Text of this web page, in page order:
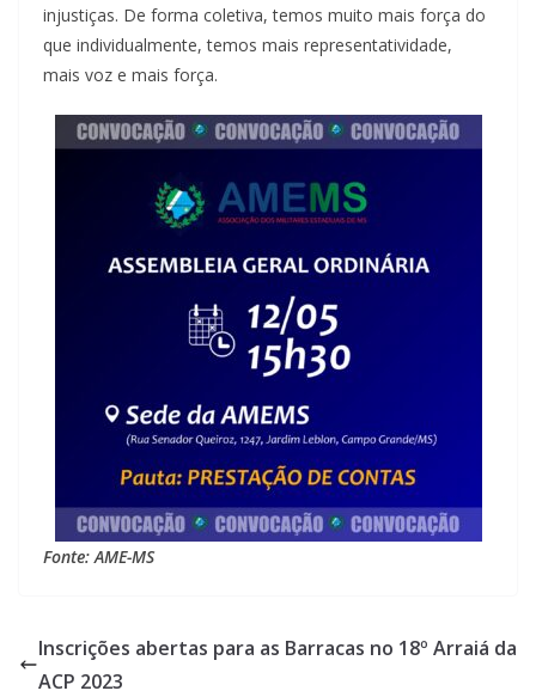
injustiças. De forma coletiva, temos muito mais força do
que individualmente, temos mais representatividade,
mais voz e mais força.
Fonte: AME-MS
Inscrições abertas para as Barracas no 18º Arraiá da
ACP 2023